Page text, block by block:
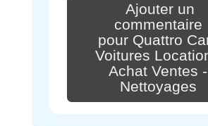
Ajouter un
commentaire
pour Quattro
Voitures
Achat Ventes -
Nettoyages